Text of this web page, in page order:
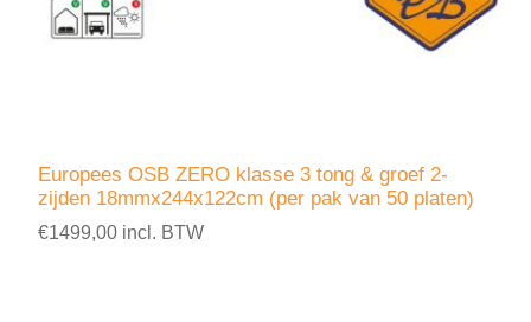
Europees OSB ZERO klasse 3 tong & groef 2-
zijden 18mmx244x122cm (per pak van 50 platen)
€1499,00 incl. BTW